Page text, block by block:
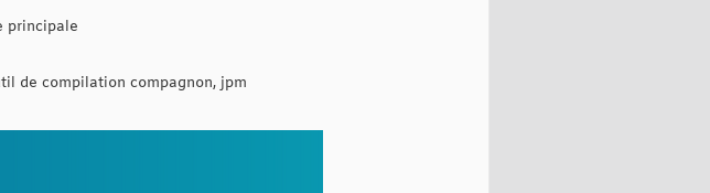
principale
de compilation compagnon, jpm